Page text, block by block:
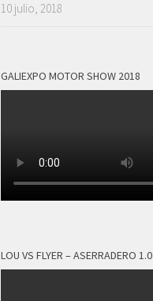
10 julio, 2018
GALIEXPO MOTOR SHOW 2018
LOU VS FLYER – ASERRADERO 1.0